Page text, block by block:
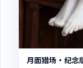
月面猎场·纪念